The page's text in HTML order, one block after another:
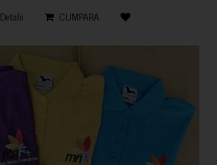
Detalii CUMPARA